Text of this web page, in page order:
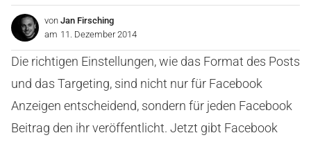
von Jan Firsching
am 11. Dezember 2014
Die richtigen Einstellungen, wie das Format des Posts
und das Targeting, sind nicht nur für Facebook
Anzeigen entscheidend, sondern für jeden Facebook
Beitrag den ihr veröffentlicht. Jetzt gibt Facebook